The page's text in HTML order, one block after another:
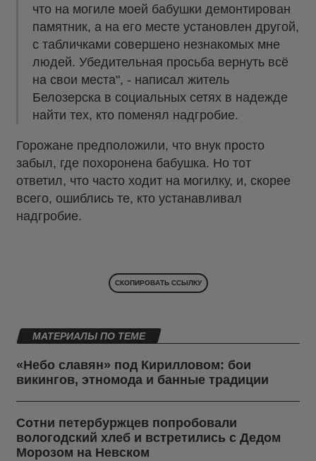
что на могиле моей бабушки демонтирован
памятник, а на его месте установлен другой,
с табличками совершено незнакомых мне
людей. Убедительная просьба вернуть всё
на свои места", - написал житель
Белозерска в социальных сетях в надежде
найти тех, кто поменял надгробие.
Горожане предположили, что внук просто
забыл, где похоронена бабушка. Но тот
ответил, что часто ходит на могилку, и, скорее
всего, ошиблись те, кто устанавливал
надгробие.
СКОПИРОВАТЬ ССЫЛКУ
МАТЕРИАЛЫ ПО ТЕМЕ
«Небо славян» под Кирилловом: бои
викингов, этномода и банные традиции
Сотни петербуржцев попробовали
вологодский хлеб и встретились с Дедом
Морозом на Невском